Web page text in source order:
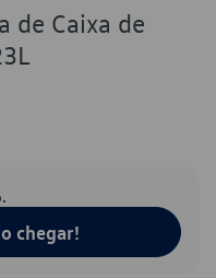
de Caixa de
chegar!